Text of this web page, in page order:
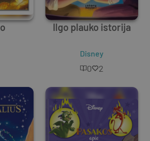
Ilgo plauko istorija
Disney
0 2